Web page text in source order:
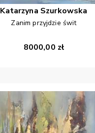
Katarzyna Szurkowska
Zanim przyjdzie świt
8000,00 zł